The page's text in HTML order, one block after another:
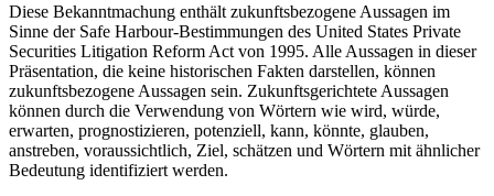
Diese Bekanntmachung enthält zukunftsbezogene Aussagen im
Sinne der Safe Harbour-Bestimmungen des United States Private
Securities Litigation Reform Act von 1995. Alle Aussagen in dieser
Präsentation, die keine historischen Fakten darstellen, können
zukunftsbezogene Aussagen sein. Zukunftsgerichtete Aussagen
können durch die Verwendung von Wörtern wie wird, würde,
erwarten, prognostizieren, potenziell, kann, könnte, glauben,
anstreben, voraussichtlich, Ziel, schätzen und Wörtern mit ähnlicher
Bedeutung identifiziert werden.